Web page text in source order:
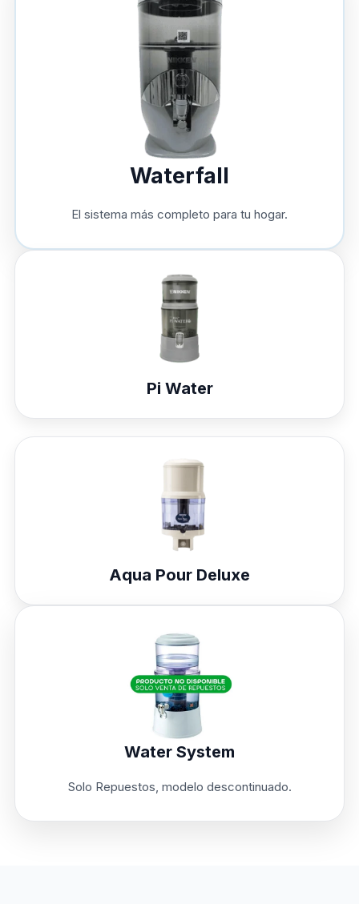
Waterfall
El sistema más completo para tu hogar.
Pi Water
Aqua Pour Deluxe
Water System
Solo Repuestos, modelo descontinuado.